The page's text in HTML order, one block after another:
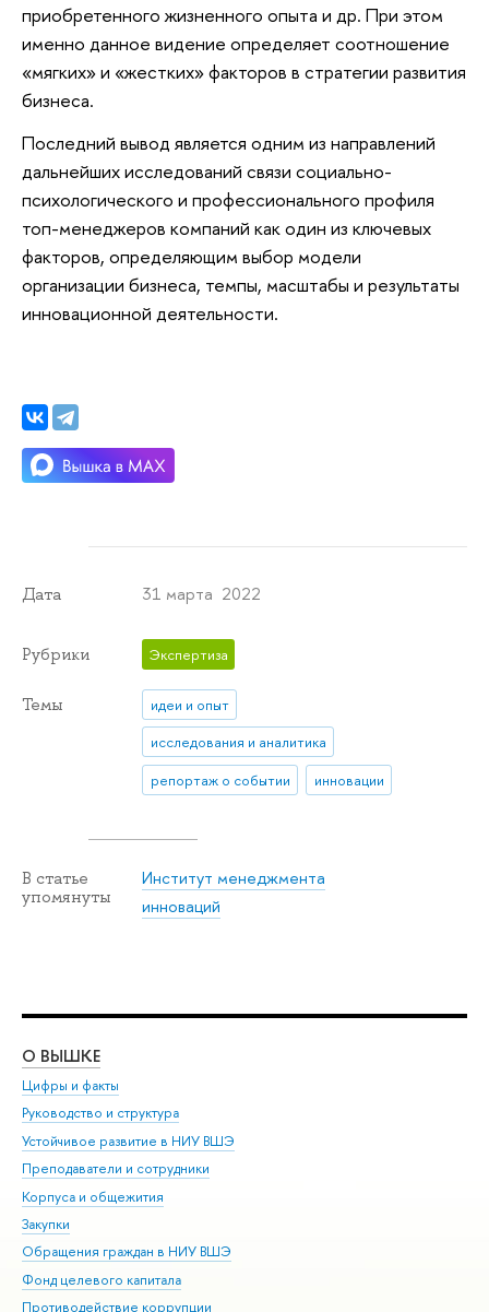
приобретенного жизненного опыта и др. При этом
именно данное видение определяет соотношение
«мягких» и «жестких» факторов в стратегии развития
бизнеса.
Последний вывод является одним из направлений
дальнейших исследований связи социально-
психологического и профессионального профиля
топ-менеджеров компаний как один из ключевых
факторов, определяющим выбор модели
организации бизнеса, темпы, масштабы и результаты
инновационной деятельности.
Дата 31 марта 2022
Рубрики Экспертиза
Темы
идеи и опыт
исследования и аналитика
репортаж о событии
инновации
В статье
упомянуты
Институт менеджмента
инноваций
О ВЫШКЕ
Цифры и факты
Руководство и структура
Устойчивое развитие в НИУ ВШЭ
Преподаватели и сотрудники
Корпуса и общежития
Закупки
Обращения граждан в НИУ ВШЭ
Фонд целевого капитала
Противодействие коррупции